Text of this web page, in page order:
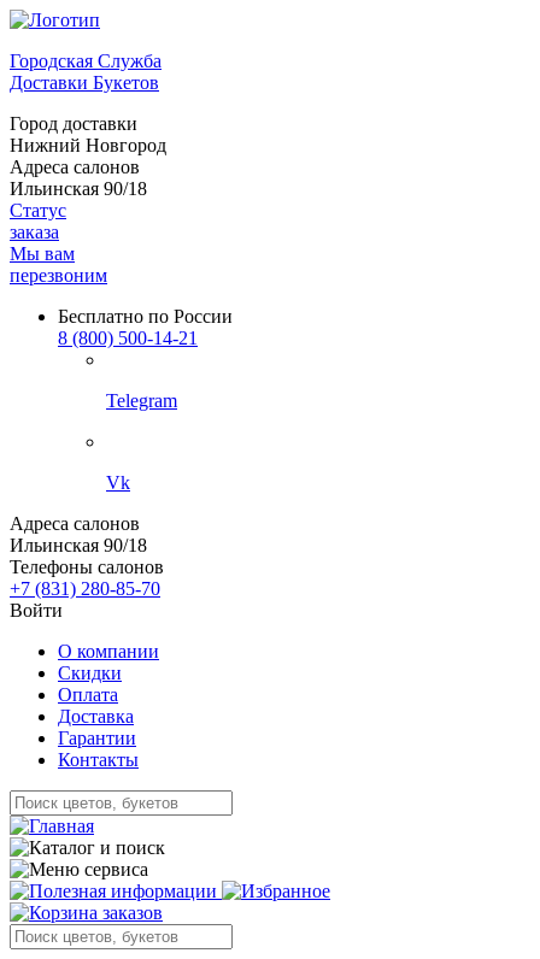
Городская Служба
Доставки Букетов
Город доставки
Нижний Новгород
Адреса салонов
Ильинская 90/18
Статус
заказа
Мы вам
перезвоним
Бесплатно по России
8 (800) 500-14-21
Telegram
Vk
Адреса салонов
Ильинская 90/18
Телефоны салонов
+7 (831) 280-85-70
Войти
О компании
Скидки
Оплата
Доставка
Гарантии
Контакты